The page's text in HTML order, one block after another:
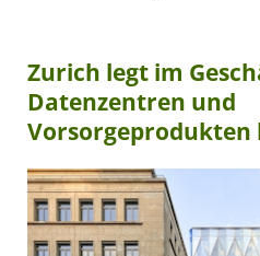
Zurich legt im
Datenzentren und
Vorsorgeprodukten